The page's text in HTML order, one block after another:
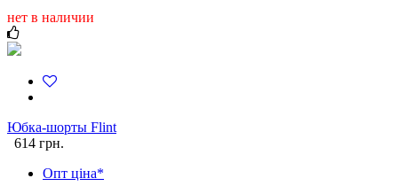
нет в наличии
Юбка-шорты Flint
614 грн.
Опт ціна*